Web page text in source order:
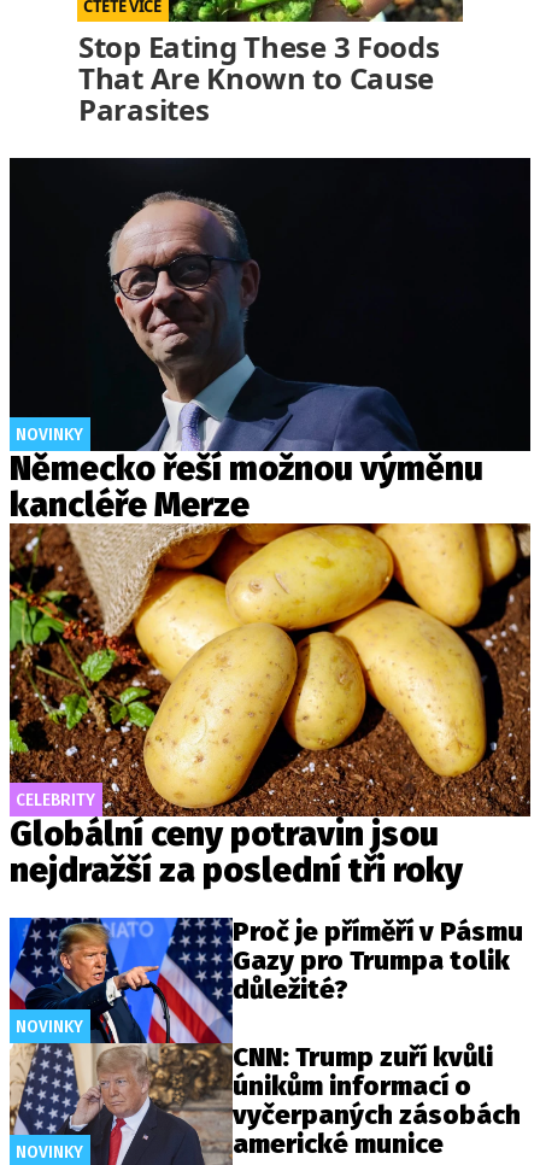
Stop Eating These 3 Foods
That Are Known to Cause
Parasites
NOVINKY
Německo řeší možnou výměnu
kancléře Merze
CELEBRITY
Globální ceny potravin jsou
nejdražší za poslední tři roky
NOVINKY
Proč je příměří v Pásmu
Gazy pro Trumpa tolik
důležité?
NOVINKY
CNN: Trump zuří kvůli
únikům informací o
vyčerpaných zásobách
americké munice